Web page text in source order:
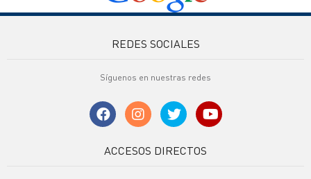
REDES SOCIALES
Síguenos en nuestras redes
ACCESOS DIRECTOS